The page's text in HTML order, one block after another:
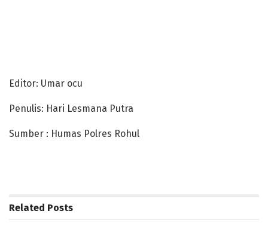
Editor: Umar ocu
Penulis: Hari Lesmana Putra
Sumber : Humas Polres Rohul
Related Posts